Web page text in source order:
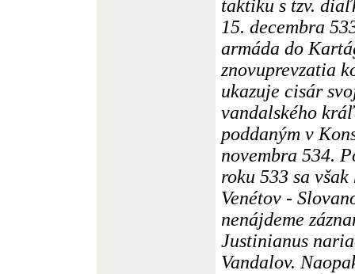
taktiku s tzv.
15. decembra
armáda do
znovuprevzatia
ukazuje cisár
vandalského
poddaným v
novembra 534.
roku 533 sa
Venétov -
nenájdeme
Justinianus
Vandalov.